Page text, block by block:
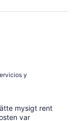
y
mysigt rent
var